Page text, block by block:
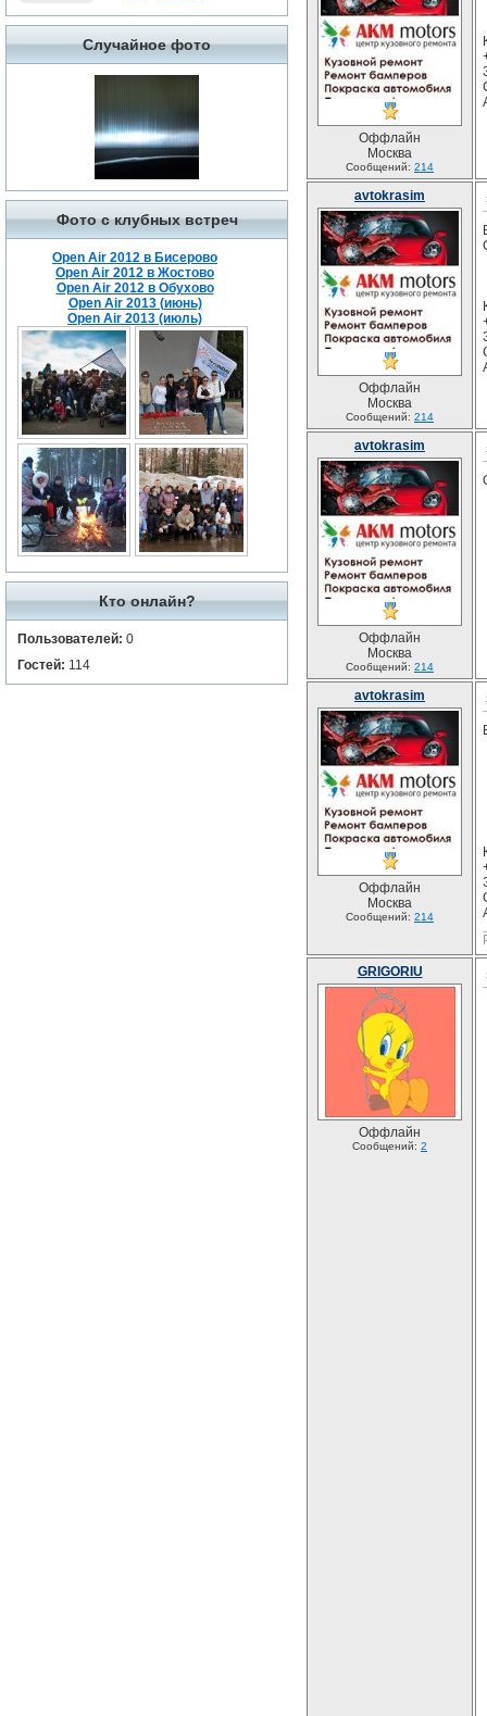
Случайное фото
Фото с клубных встреч
Open Air 2012 в Бисерово
Open Air 2012 в Жостово
Open Air 2012 в Обухово
Open Air 2013 (июнь)
Open Air 2013 (июль)
Кто онлайн?
Пользователей: 0
Гостей: 114
Оффлайн
Москва
Сообщений: 214
avtokrasim
Оффлайн
Москва
Сообщений: 214
avtokrasim
Оффлайн
Москва
Сообщений: 214
avtokrasim
Оффлайн
Москва
Сообщений: 214
GRIGORIU
Оффлайн
Сообщений: 2